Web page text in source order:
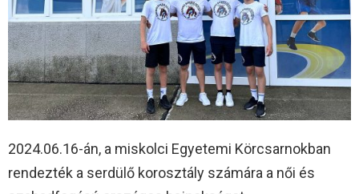
2024.06.16-án, a miskolci Egyetemi Körcsarnokban
rendezték a serdülő korosztály számára a női és